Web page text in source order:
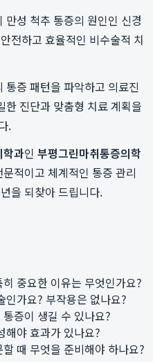
만성 척추 통증의 원인인 신경
전하고 효율적인 비수술적 치
통증 패턴을 파악하고 의료진
진단과 맞춤형 치료 계획을
.
과인 부평그린마취통증의학
적이고 체계적인 통증 관리
을 되찾아 드립니다.
중요한 이유는 무엇인가요?
인가요? 부작용은 없나요?
증이 생길 수 있나요?
해야 효과가 있나요?
때 무엇을 준비해야 하나요?